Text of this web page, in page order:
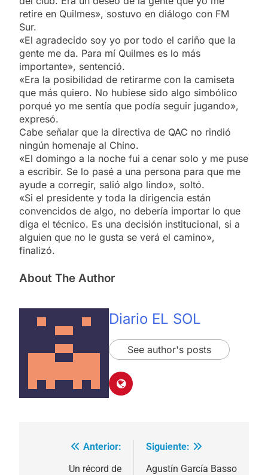
retire en Quilmes», sostuvo en diálogo con FM
Sur.
«El agradecido soy yo por todo el cariño que la
gente me da. Para mí Quilmes es lo más
importante», sentenció.
«Era la posibilidad de retirarme con la camiseta
que más quiero. No hubiese sido algo simbólico
porqué yo me sentía que podía seguir jugando»,
expresó.
Cabe señalar que la directiva de QAC no rindió
ningún homenaje al Chino.
«El domingo a la noche fui a cenar solo y me puse
a escribir. Se lo pasé a una persona para que me
ayude a corregir, salió algo lindo», soltó.
«Si el presidente y toda la dirigencia están
convencidos de algo, no debería importar lo que
diga el técnico. Es una decisión institucional, si a
alguien que no le gusta se verá el camino»,
finalizó.
About The Author
Diario EL SOL
See author's posts
Navegación
Anterior:
Un récord de
Siguiente:
Agustín García Basso